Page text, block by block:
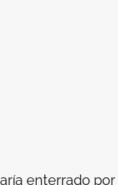
enterrado por